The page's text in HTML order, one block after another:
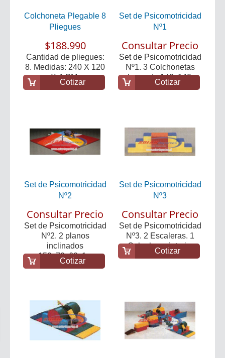
Colchoneta Plegable 8
Pliegues
$188.990
Cantidad de pliegues:
8. Medidas: 240 X 120
X 4 CM.
Cotizar
Set de Psicomotricidad
Nº1
Consultar Precio
Set de Psicomotricidad
Nº1. 3 Colchonetas
planas de 140x140...
Cotizar
Set de Psicomotricidad
Nº2
Consultar Precio
Set de Psicomotricidad
Nº2. 2 planos
inclinados
150x70x60x1...
Cotizar
Set de Psicomotricidad
Nº3
Consultar Precio
Set de Psicomotricidad
Nº3. 2 Escaleras. 1
Cubo base interi...
Cotizar